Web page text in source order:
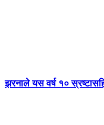
झरनाले यस वर्ष १०